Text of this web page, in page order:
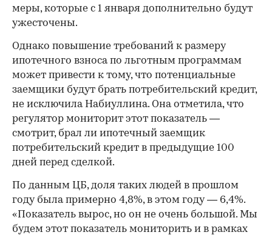
меры, которые с 1 января дополнительно будут
ужесточены.
Однако повышение требований к размеру
ипотечного взноса по льготным программам
может привести к тому, что потенциальные
заемщики будут брать потребительский кредит,
не исключила Набиуллина. Она отметила, что
регулятор мониторит этот показатель —
смотрит, брал ли ипотечный заемщик
потребительский кредит в предыдущие 100
дней перед сделкой.
По данным ЦБ, доля таких людей в прошлом
году была примерно 4,8%, в этом году — 6,4%.
«Показатель вырос, но он не очень большой. Мы
будем этот показатель мониторить и в рамках